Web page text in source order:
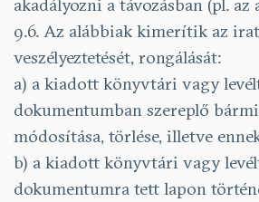
akadályozni a távozásban (pl. az
9.6. Az alábbiak kimerítik az
veszélyeztetését, rongálását:
a) a kiadott könyvtári vagy
dokumentumban szereplő
módosítása, törlése, illetve
b) a kiadott könyvtári vagy
dokumentumra tett lapon